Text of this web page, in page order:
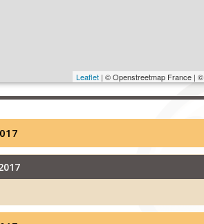
Leaflet| © Openstreetmap France | ©